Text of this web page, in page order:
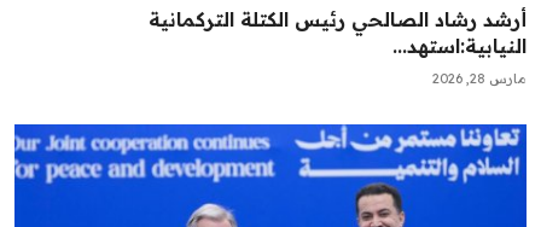
أرشد رشاد الصالحي رئيس الكتلة التركمانية
النيابية:استهد...
مارس 28, 2026